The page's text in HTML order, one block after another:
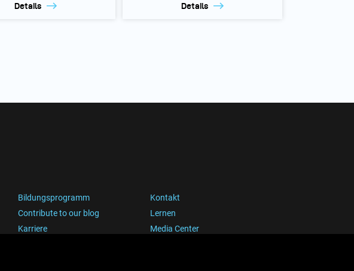
Details Details
Bildungsprogramm
Kontakt
Contribute to our blog
Lernen
Karriere Media Center